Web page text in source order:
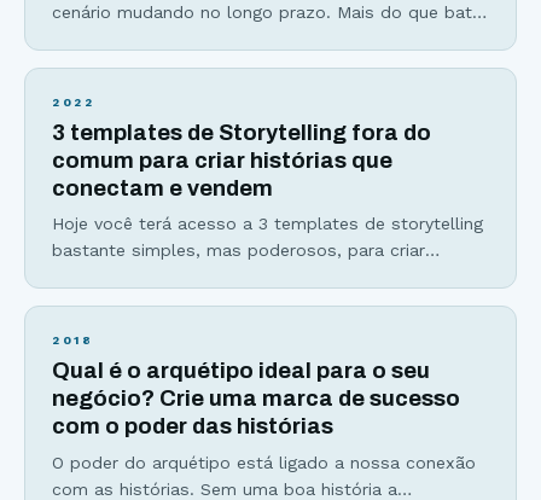
cenário mudando no longo prazo. Mais do que bater
ferramentas de vendas, muito usadas em formatos
de uma câmera, ao
2022
3 templates de Storytelling fora do
comum para criar histórias que
conectam e vendem
Hoje você terá acesso a 3 templates de storytelling
bastante simples, mas poderosos, para criar
sua forma de escrever histórias para sempre.
sua audiência. E, apesar de serem a melhor
ferramenta de
2018
Qual é o arquétipo ideal para o seu
negócio? Crie uma marca de sucesso
com o poder das histórias
O poder do arquétipo está ligado a nossa conexão
com as histórias. Sem uma boa história a